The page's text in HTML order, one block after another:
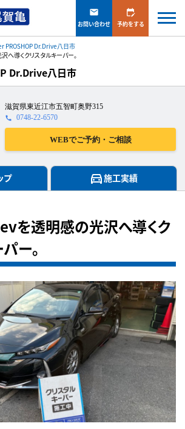
mail
お問い合わせ
edit_calendar
予約をする
PROSHOP Dr.Drive八日市
へ導くクリスタルキーパー。
Dr.Drive八日市
滋賀県東近江市五智町奥野315
call 0748-22-6570
WEBでご予約・ご相談
プ directions_car施工実績
を透明感の光沢へ導くク
ー。